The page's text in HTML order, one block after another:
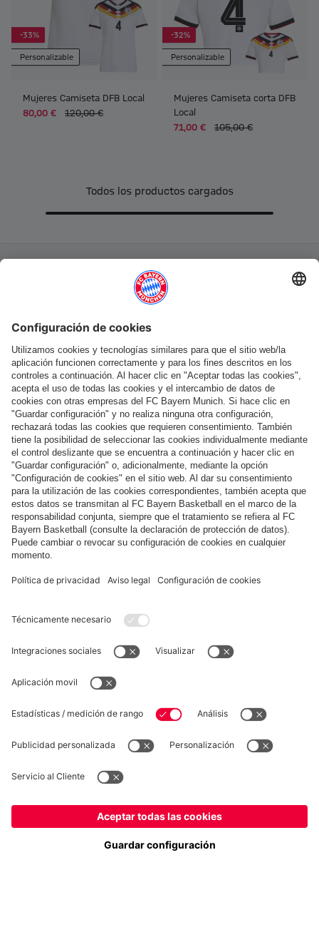
-33%
Personalizable
Mujeres Camiseta DFB Local
80,00 €
120,00 €
-32%
Personalizable
Mujeres Camiseta corta DFB
Local
71,00 €
105,00 €
Todos los productos cargados
Más categorías
Síguenos
Pago y entrega
FC Bayern Store App
Privacidad
Configuración de las cookies
*Los precios incluyen el IVA y los gastos de envío
© FC Bayern München AG
FC Bayern München AG, Säbener Str. 51-57, 81547 München
Españapara entregar allí!
Globalpara entregar allí!